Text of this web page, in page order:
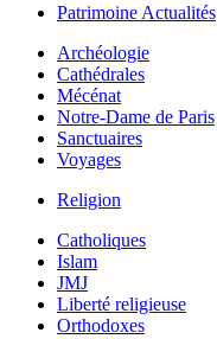
Patrimoine Actualités
Archéologie
Cathédrales
Mécénat
Notre-Dame de Paris
Sanctuaires
Voyages
Religion
Catholiques
Islam
JMJ
Liberté religieuse
Orthodoxes